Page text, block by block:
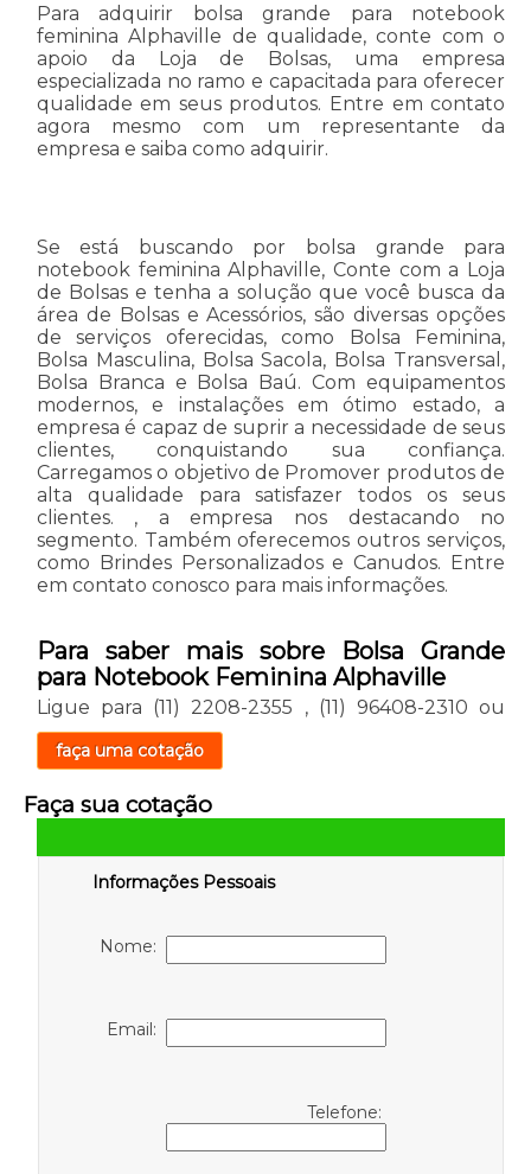
Para adquirir bolsa grande para notebook
feminina Alphaville de qualidade, conte com o
apoio da Loja de Bolsas, uma empresa
especializada no ramo e capacitada para oferecer
qualidade em seus produtos. Entre em contato
agora mesmo com um representante da
empresa e saiba como adquirir.
Se está buscando por bolsa grande para
notebook feminina Alphaville, Conte com a Loja
de Bolsas e tenha a solução que você busca da
área de Bolsas e Acessórios, são diversas opções
de serviços oferecidas, como Bolsa Feminina,
Bolsa Masculina, Bolsa Sacola, Bolsa Transversal,
Bolsa Branca e Bolsa Baú. Com equipamentos
modernos, e instalações em ótimo estado, a
empresa é capaz de suprir a necessidade de seus
clientes, conquistando sua confiança.
Carregamos o objetivo de Promover produtos de
alta qualidade para satisfazer todos os seus
clientes. , a empresa nos destacando no
segmento. Também oferecemos outros serviços,
como Brindes Personalizados e Canudos. Entre
em contato conosco para mais informações.
Para saber mais sobre Bolsa Grande
para Notebook Feminina Alphaville
Ligue para (11) 2208-2355 , (11) 96408-2310 ou
faça uma cotação
Faça sua cotação
Informações Pessoais
Nome:
Email:
Telefone: